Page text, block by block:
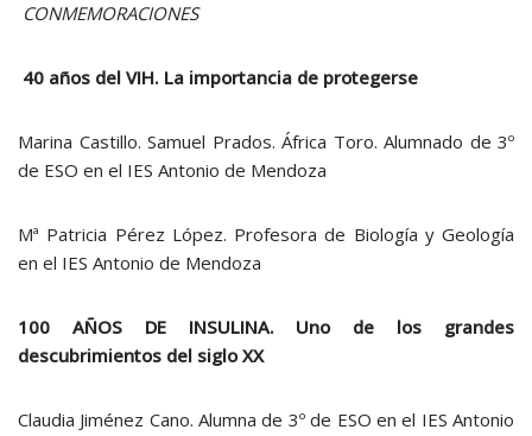
CONMEMORACIONES
40 años del VIH. La importancia de protegerse
Marina Castillo. Samuel Prados. África Toro. Alumnado de 3º
de ESO en el IES Antonio de Mendoza
Mª Patricia Pérez López. Profesora de Biología y Geología
en el IES Antonio de Mendoza
100 AÑOS DE INSULINA. Uno de los grandes
descubrimientos del siglo XX
Claudia Jiménez Cano. Alumna de 3º de ESO en el IES Antonio